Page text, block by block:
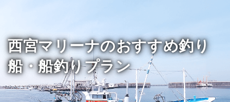
西宮マリーナのおすすめ釣り
船・船釣りプラン